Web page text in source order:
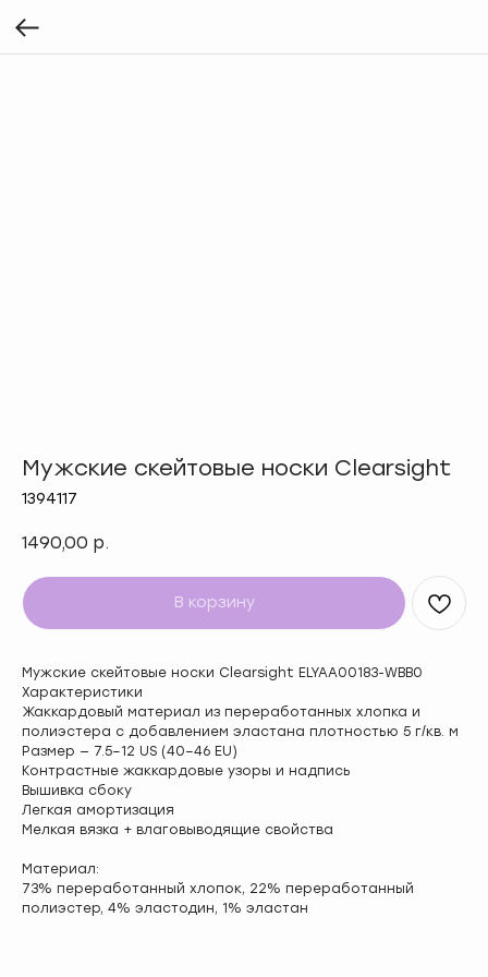
Мужские скейтовые носки Clearsight
1394117
1490,00 р.
В корзину
Мужские скейтовые носки Clearsight ELYAA00183-WBB0
Характеристики
Жаккардовый материал из переработанных хлопка и
полиэстера с добавлением эластана плотностью 5 г/кв. м
Размер — 7.5–12 US (40–46 EU)
Контрастные жаккардовые узоры и надпись
Вышивка сбоку
Легкая амортизация
Мелкая вязка + влаговыводящие свойства
Материал:
73% переработанный хлопок, 22% переработанный
полиэстер, 4% эластодин, 1% эластан